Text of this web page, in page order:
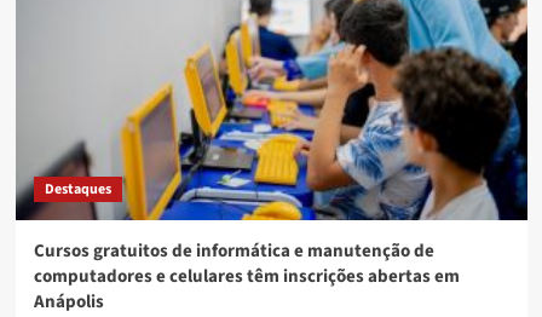
Destaques
Cursos gratuitos de informática e manutenção de
computadores e celulares têm inscrições abertas em
Anápolis